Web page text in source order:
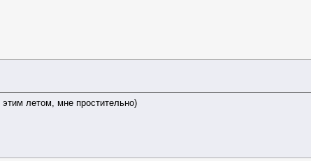
летом, мне простительно)